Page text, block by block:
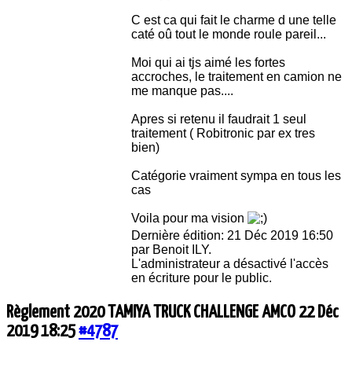
C est ca qui fait le charme d une telle
caté oû tout le monde roule pareil...
Moi qui ai tjs aimé les fortes
accroches, le traitement en camion ne
me manque pas....
Apres si retenu il faudrait 1 seul
traitement ( Robitronic par ex tres
bien)
Catégorie vraiment sympa en tous les
cas
Voila pour ma vision
Dernière édition: 21 Déc 2019 16:50
par Benoit ILY.
L'administrateur a désactivé l'accès
en écriture pour le public.
Règlement 2020 TAMIYA TRUCK CHALLENGE AMCO 22 Déc
2019 18:25#4787